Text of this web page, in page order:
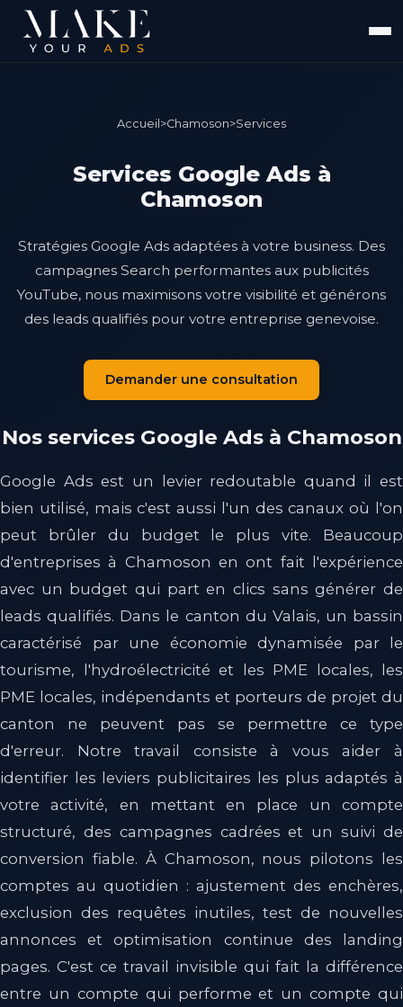
Accueil >Chamoson>Services
Services Google Ads à
Chamoson
Stratégies Google Ads adaptées à votre business. Des
campagnes Search performantes aux publicités
YouTube, nous maximisons votre visibilité et générons
des leads qualifiés pour votre entreprise genevoise.
Demander une consultation
Nos services Google Ads à Chamoson
Google Ads est un levier redoutable quand il est
bien utilisé, mais c'est aussi l'un des canaux où l'on
peut brûler du budget le plus vite. Beaucoup
d'entreprises à Chamoson en ont fait l'expérience
avec un budget qui part en clics sans générer de
leads qualifiés. Dans le canton du Valais, un bassin
caractérisé par une économie dynamisée par le
tourisme, l'hydroélectricité et les PME locales, les
PME locales, indépendants et porteurs de projet du
canton ne peuvent pas se permettre ce type
d'erreur. Notre travail consiste à vous aider à
identifier les leviers publicitaires les plus adaptés à
votre activité, en mettant en place un compte
structuré, des campagnes cadrées et un suivi de
conversion fiable. À Chamoson, nous pilotons les
comptes au quotidien : ajustement des enchères,
exclusion des requêtes inutiles, test de nouvelles
annonces et optimisation continue des landing
pages. C'est ce travail invisible qui fait la différence
entre un compte qui performe et un compte qui